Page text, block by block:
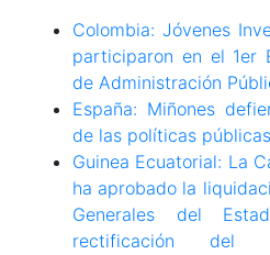
Colombia: Jóvenes
participaron en el 1er
de Administración
España: Miñones
de las políticas
Guinea Ecuatorial: La
ha aprobado la
Generales del
rectificación del